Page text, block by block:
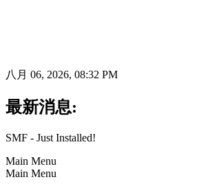
八月 06, 2026, 08:32 PM
最新消息:
SMF - Just Installed!
Main Menu
Main Menu